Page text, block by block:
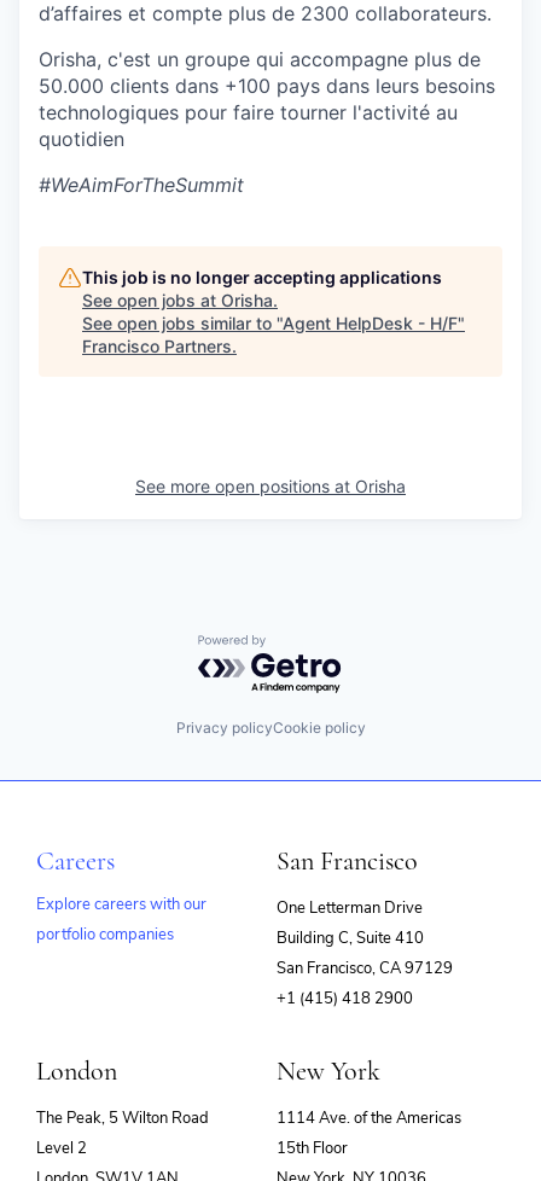
d’affaires et compte plus de 2300 collaborateurs.
Orisha, c'est un groupe qui accompagne plus de
50.000 clients dans +100 pays dans leurs besoins
technologiques pour faire tourner l'activité au
quotidien
#WeAimForTheSummit
This job is no longer accepting applications
See open jobs at Orisha.
See open jobs similar to "Agent HelpDesk - H/F"
Francisco Partners.
See more open positions at Orisha
Powered by Getro.com
Privacy policyCookie policy
Careers
Explore careers with our
portfolio companies
San Francisco
One Letterman Drive
Building C, Suite 410
San Francisco, CA 97129
+1 (415) 418 2900
London
The Peak, 5 Wilton Road
Level 2
New York
1114 Ave. of the Americas
15th Floor